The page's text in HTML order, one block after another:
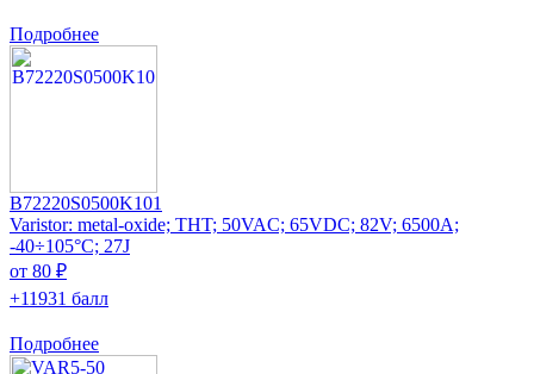
Подробнее
B72220S0500K101
Varistor: metal-oxide; THT; 50VAC; 65VDC; 82V; 6500A;
-40÷105°C; 27J
от 80 ₽
+11931 балл
Подробнее